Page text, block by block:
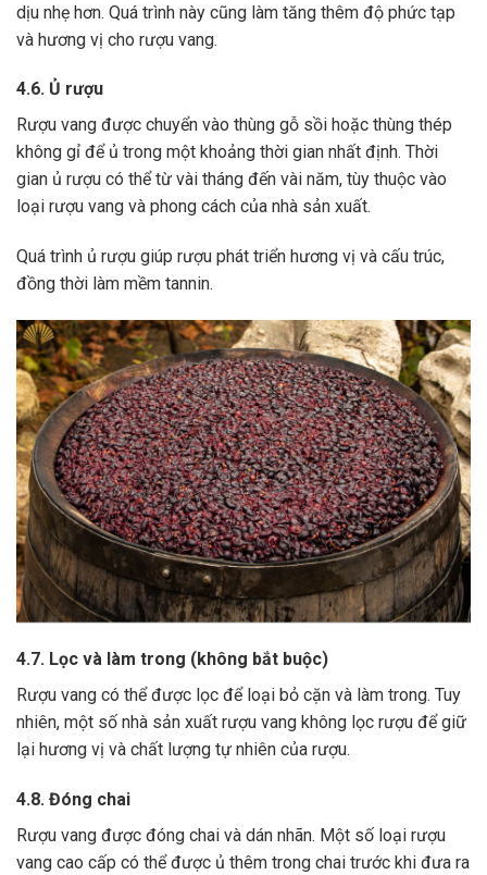
dịu nhẹ hơn. Quá trình này cũng làm tăng thêm độ phức tạp
và hương vị cho rượu vang.
4.6. Ủ rượu
Rượu vang được chuyển vào thùng gỗ sồi hoặc thùng thép
không gỉ để ủ trong một khoảng thời gian nhất định. Thời
gian ủ rượu có thể từ vài tháng đến vài năm, tùy thuộc vào
loại rượu vang và phong cách của nhà sản xuất.
Quá trình ủ rượu giúp rượu phát triển hương vị và cấu trúc,
đồng thời làm mềm tannin.
4.7. Lọc và làm trong (không bắt buộc)
Rượu vang có thể được lọc để loại bỏ cặn và làm trong. Tuy
nhiên, một số nhà sản xuất rượu vang không lọc rượu để giữ
lại hương vị và chất lượng tự nhiên của rượu.
4.8. Đóng chai
Rượu vang được đóng chai và dán nhãn. Một số loại rượu
vang cao cấp có thể được ủ thêm trong chai trước khi đưa ra